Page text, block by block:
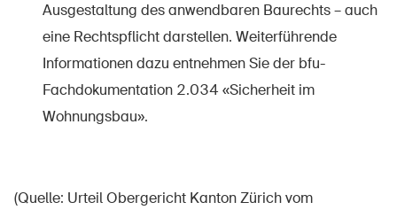
Ausgestaltung des anwendbaren Baurechts – auch
eine Rechtspflicht darstellen. Weiterführende
Informationen dazu entnehmen Sie der bfu-
Fachdokumentation 2.034 «Sicherheit im
Wohnungsbau».
(Quelle: Urteil Obergericht Kanton Zürich vom